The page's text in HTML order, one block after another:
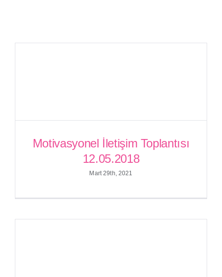
Motivasyonel İletişim Toplantısı
12.05.2018
Motivasyonel İletişim Toplantısı
12.05.2018
Mart 29th, 2021